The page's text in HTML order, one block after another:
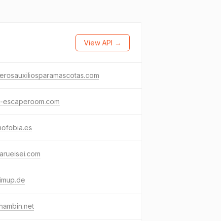
View API →
escaperoom.com